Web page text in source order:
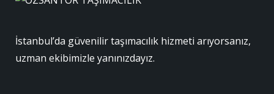
İstanbul’da güvenilir taşımacılık hizmeti arıyorsanız,
uzman ekibimizle yanınızdayız.